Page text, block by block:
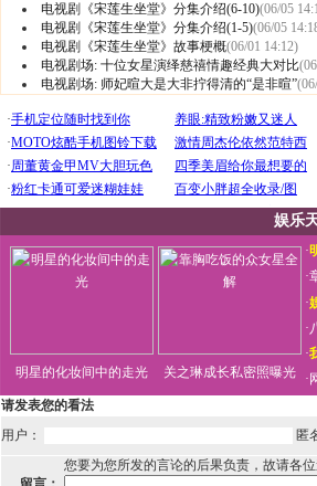
电视剧《宋莲生坐堂》分集介绍(6-10)(06/05
电视剧《宋莲生坐堂》分集介绍(1-5)(06/05
电视剧《宋莲生坐堂》故事梗概(06/01 14:12)
电视剧场: 十位女星演绎慈禧情趣经典大对比
电视剧场: 师妃暄大是大非拧得清的“是非暄”
娱乐
明星的化妆间中的走光 关之琳成长私密照曝光
·
·
·
·
·
·
请发表您的看法
用户：
匿
您要为您所发的言论的后果负责，故请各